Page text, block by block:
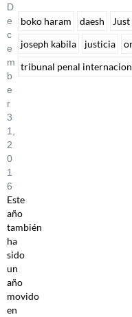
D
E
C
E
M
B
E
R
3
1,
2
0
1
6
Este
año
también
ha
sido
un
año
movido
en
boko haram daesh
joseph kabila
justicia
tribunal penal